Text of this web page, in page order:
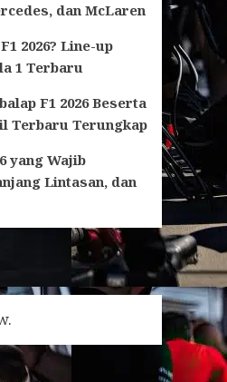
dan McLaren
2026? Line-up
1 Terbaru
F1 2026 Beserta
Terbaru Terungkap
yang Wajib
Lintasan, dan